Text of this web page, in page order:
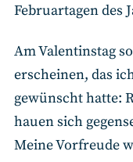
Februartagen des
Am Valentinstag
erscheinen, das
gewünscht hatte:
hauen sich
Meine Vorfreude